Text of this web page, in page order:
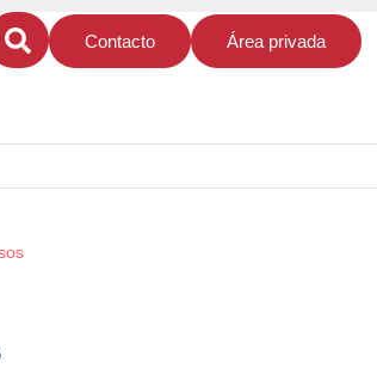
Contacto Área privada